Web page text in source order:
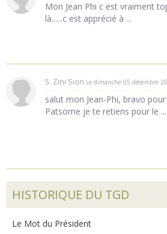
Mon Jean Phi c est vraiment
là......c est apprécié à ...
5. Zini Sion Le dimanche 05 décembre
salut mon Jean-Phi, bravo
Patsome je te retiens pour le ...
HISTORIQUE DU TGD
Le Mot du Président